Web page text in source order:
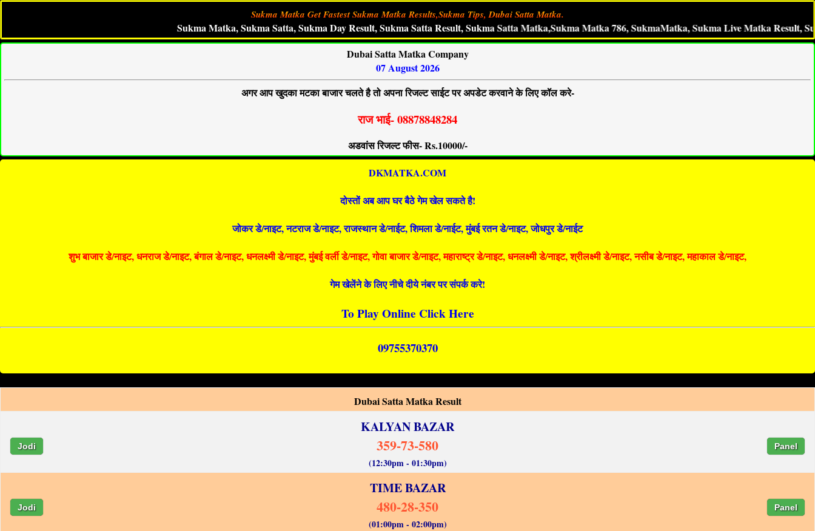
Sukma Matka Get Fastest Sukma Matka Results,Sukma Tips, Dubai Satta Matka.
Sukma Matka, Sukma Satta, Sukma Day Result, Sukma Satta Result, Sukma Satta Matka,Sukma Matka 786, SukmaMatka, Sukma Live Matka Result,
Dubai Satta Matka Company
07 August 2026
अगर आप खुदका मटका बाजार चलते है तो अपना रिजल्ट साईट पर अपडेट करवाने के लिए कॉल करे-
राज भाई- 08878848284
अडवांस रिजल्ट फीस- Rs.10000/-
DKMATKA.COM
दोस्तों अब आप घर बैठे गेम खेल सकते है!
जोकर डे/नाइट, नटराज डे/नाइट, राजस्थान डे/नाईट, शिमला डे/नाईट, मुंबई रतन डे/नाइट, जोधपुर डे/नाईट
शुभ बाजार डे/नाइट, धनराज डे/नाइट, बंगाल डे/नाइट, धनलक्ष्मी डे/नाइट, मुंबई वर्ली डे/नाइट, गोवा बाजार डे/नाइट, महाराष्ट्र डे/नाइट, धनलक्ष्मी डे/नाइट, श्रीलक्ष्मी डे/नाइट, नसीब डे/नाइट, महाकाल डे/नाइट,
गेम खेलेंने के लिए नीचे दीये नंबर पर संपर्क करे!
To Play Online Click Here
09755370370
Dubai Satta Matka Result
KALYAN BAZAR
Jodi 359-73-580 Panel
(12:30pm - 01:30pm)
TIME BAZAR
Jodi 480-28-350 Panel
(01:00pm - 02:00pm)